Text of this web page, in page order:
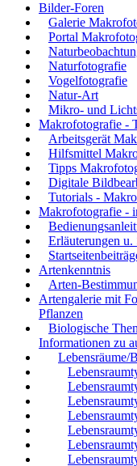
Bilder-Foren
Galerie
Portal
Naturfotografie
Vogelfotografie
Natur-Art
Mikro- und
Makrofotografie -
Arbeitsgerät
Hilfsmittel
Tipps
Digitale
Tutorials -
Makrofotografie -
Erläuterungen
Artenkenntnis
Arten-
Artengalerie mit
Pflanzen
Biologische
Informationen zu
Lebensräume/